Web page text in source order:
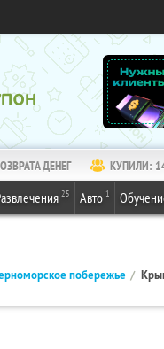
ДЕНЕГ КУПИЛИ:
25 Авто 1
побережье